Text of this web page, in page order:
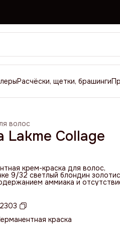
Расчёски, щетки, брашинги
волос
Lakme Collage
крем-краска для волос,
9/32 светлый блондин
аммиака и
(PPD). Новая формула
стойкость цвета,
окрашивание по всей длине
Полностью закрашивает
краска